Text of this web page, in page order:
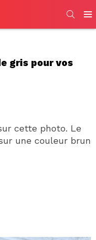
gris pour vos
cette photo. Le
une couleur brun